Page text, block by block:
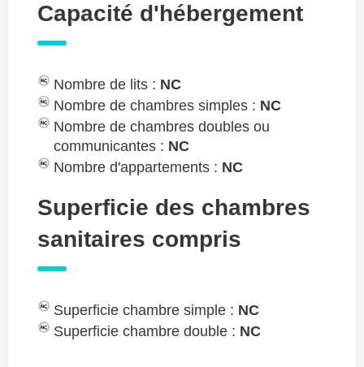
Capacité d'hébergement
Nombre de lits : NC
Nombre de chambres simples : NC
Nombre de chambres doubles ou
communicantes : NC
Nombre d'appartements : NC
Superficie des chambres
sanitaires compris
Superficie chambre simple : NC
Superficie chambre double : NC